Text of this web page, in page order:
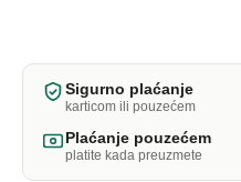
Sigurno plaćanje
karticom ili pouzećem
Plaćanje pouzećem
platite kada preuzmete